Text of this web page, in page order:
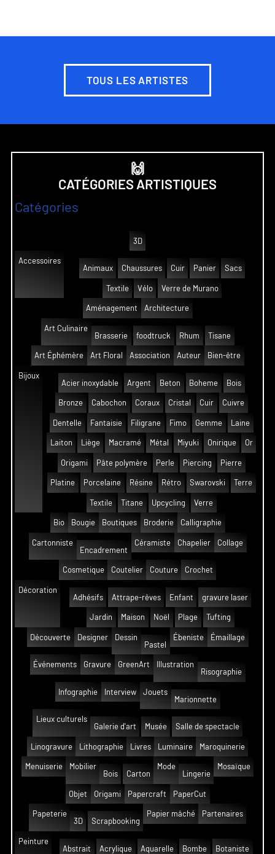
TOUS LES ARTISTES
🙌
CATÉGORIES ARTISTIQUES
Catégories
3D
Accessoires
Animaux
Chaussures Cuir Panier Sacs
Textile Vélo Verre de Murano
Aménagement Architecture
Art Culinaire
Brasserie
foodtruck Rhum Tisane
Art Éphémère Art Floral Association Auteur Bien-être
Bijoux
Acier inoxydable
Argent Beton Boheme Bois
Bronze Cabochon Coraux Cristal Cuir Cuivre
Dentelle Fantaisie Filigrane Fimo Gemme Laine
Laiton Liège Macramé Métal Miyuki Onirique Or
Origami Pâte polymère Perle Piercing Pierre
Platine Porcelaine Résine Rétro Swarovski Terre
Textile Titane Upcycling Verre
Bio Bougie Boutiques Broderie Calligraphie
Cartonniste
Encadrement
Céramiste Chapelier Collage
Cosmetique Coutelier Couture Crochet
Décoration
Adhésifs
Attrape-rêves Enfant gravure laser
Jardin Maison Noël Plage Tufting
Découverte Designer
Dessin
Pastel
Ébeniste Émaillage
Événements Gravure GreenArt
Illustration
Risographie
Infographie Interview
Jouets
Marionnette
Lieux culturels
Galerie d'art
Musée Salle de spectacle
Linogravure Lithographie Livres Luminaire Maroquinerie
Menuiserie
Mobilier
Bois
Carton
Mode
Lingerie
Mosaïque
Objet Origami Papercraft PaperCut
Papeterie
3D
Scrapbooking
Papier mâché Partenaires
Peinture
Abstrait
Acrylique Aquarelle Bombe Botaniste